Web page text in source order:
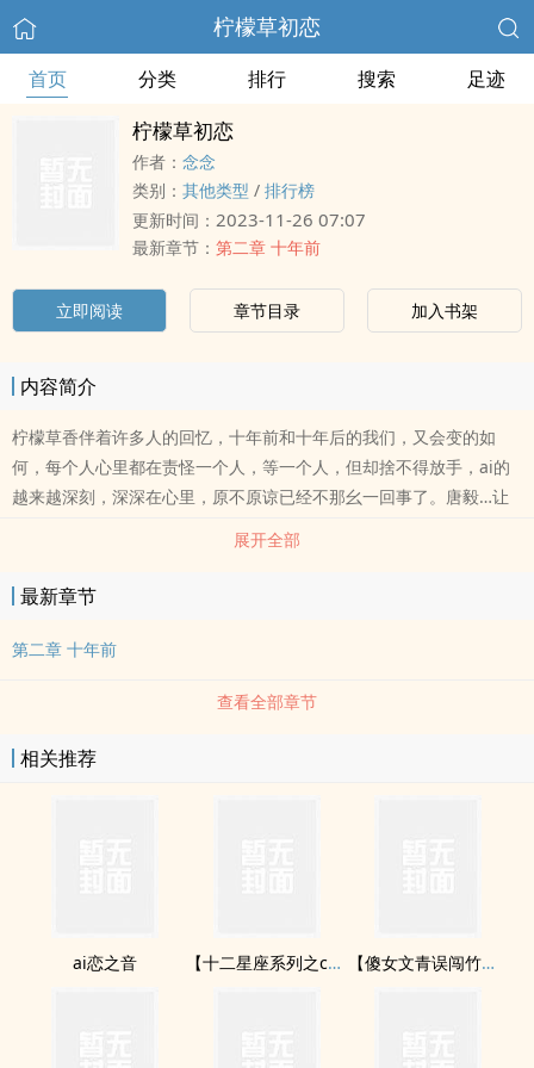
柠檬草初恋
首页 分类 排行 搜索 足迹
柠檬草初恋
作者： 念念
类别： 其他类型 / 排行榜
更新时间： 2023-11-26 07:07
最新章节： 第二章 十年前
立即阅读 章节目录 加入书架
内容简介
柠檬草香伴着许多人的回忆，十年前和十年后的我们，又会变的如
何，每个人心里都在责怪一个人，等一个人，但却捨不得放手，ai的
越来越深刻，深深在心里，原不原谅已经不那幺一回事了。唐毅…让
人捉摸不到心思，一直以来以为最懂他，却是最不了解他……张毅…有
着跟某个人相似的名字，却不一样的xing格，无法接受他的温柔，也
不想伤害他……
展开全部
最新章节
第二章 十年前
查看全部章节
相关推荐
ai恋之音 【十二星座系列之chu女】完美主义的他 【傻女文青误闯竹科】欢迎登ruOL Online（完）